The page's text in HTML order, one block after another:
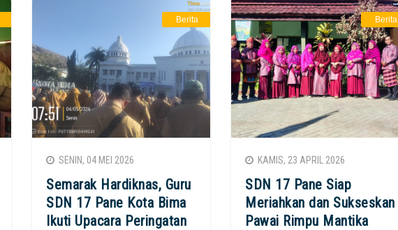
Berita
SENIN, 04 MEI 2026
Semarak Hardiknas, Guru
SDN 17 Pane Kota Bima
Ikuti Upacara Peringatan
Berita
KAMIS, 23 APRIL 2026
SDN 17 Pane Siap
Meriahkan dan Sukseskan
Pawai Rimpu Mantika